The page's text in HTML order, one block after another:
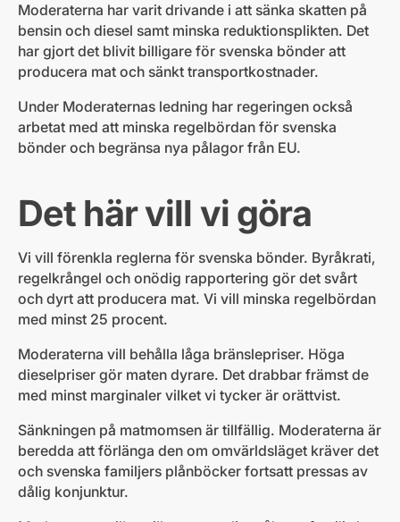
Moderaterna har varit drivande i att sänka skatten på
bensin och diesel samt minska reduktionsplikten. Det
har gjort det blivit billigare för svenska bönder att
producera mat och sänkt transportkostnader.
Under Moderaternas ledning har regeringen också
arbetat med att minska regelbördan för svenska
bönder och begränsa nya pålagor från EU.
Det här vill vi göra
Vi vill förenkla reglerna för svenska bönder. Byråkrati,
regelkrångel och onödig rapportering gör det svårt
och dyrt att producera mat. Vi vill minska regelbördan
med minst 25 procent.
Moderaterna vill behålla låga bränslepriser. Höga
dieselpriser gör maten dyrare. Det drabbar främst de
med minst marginaler vilket vi tycker är orättvist.
Sänkningen på matmomsen är tillfällig. Moderaterna är
beredda att förlänga den om omvärldsläget kräver det
och svenska familjers plånböcker fortsatt pressas av
dålig konjunktur.